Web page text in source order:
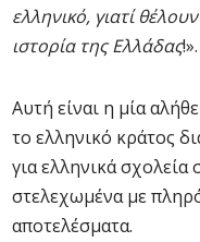
ελληνικό, γιατί
ιστορία της Ελλάδας!».
Αυτή είναι η μία
το ελληνικό κράτος
για ελληνικά σχολεία
στελεχωμένα με
αποτελέσματα.